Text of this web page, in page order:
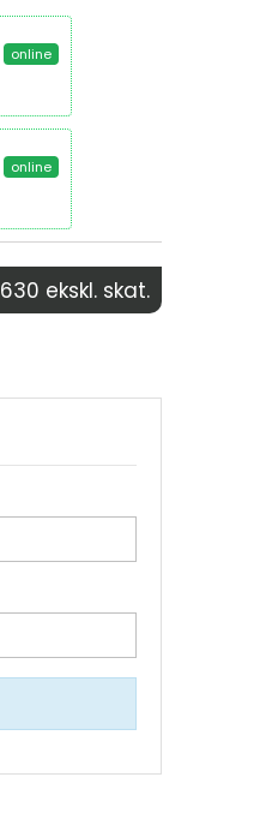
online
online
630 ekskl. skat.